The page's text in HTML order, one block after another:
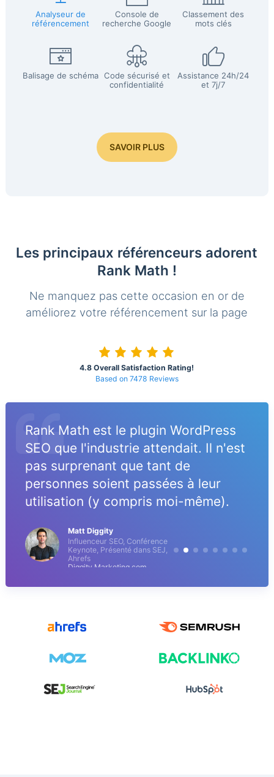
Analyseur de
référencement
Console de
recherche Google
Classement des
mots clés
Balisage de schéma Code sécurisé et
confidentialité
Assistance 24h/24
et 7j/7
SAVOIR PLUS
Les principaux référenceurs adorent
Rank Math !
Ne manquez pas cette occasion en or de
améliorez votre référencement sur la page
4.8 Overall Satisfaction Rating!
Based on 7478 Reviews
Rank Math est le plugin WordPress
SEO que l'industrie attendait. Il n'est
pas surprenant que tant de
personnes soient passées à leur
utilisation (y compris moi-même).
Matt Diggity
Influenceur SEO, Conférence
Keynote, Présenté dans SEJ,
Ahrefs
Diggity Marketing.com